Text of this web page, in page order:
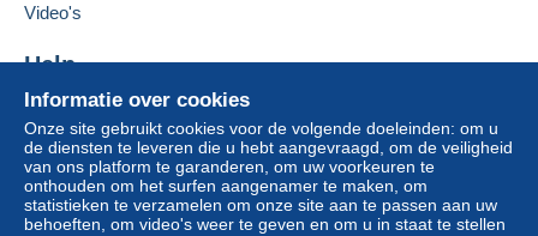
moeten deze als nietig worden beschouwd. De
Delcampe, zoals gedefinieerd in de
toepassing zijn.
Aankopen moeten worden betaald binnen14
dagenna ontvangst van de eindafrekening van de
verkoper.
Informatie over cookies
Onze site gebruikt cookies voor de volgende doeleinden: om u
de diensten te leveren die u hebt aangevraagd, om de veiligheid
van ons platform te garanderen, om uw voorkeuren te
onthouden om het surfen aangenamer te maken, om
statistieken te verzamelen om onze site aan te passen aan uw
behoeften, om video's weer te geven en om u in staat te stellen
Video's
Help
Hulpcentrum
Kopen op Delcampe
Verkopen op Delcampe
Een beveiligde website